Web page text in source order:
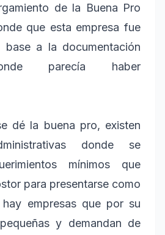
de la Buena Pro
que esta empresa fue
base a la documentación
parecía haber
dé la buena pro, existen
donde se
mínimos que
para presentarse como
empresas que por su
y demandan de